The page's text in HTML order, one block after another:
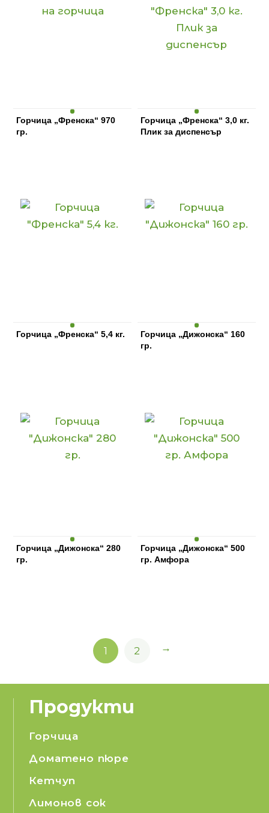
Горчица „Френска“ 970
гр.
Горчица „Френска“ 3,0 кг.
Плик за диспенсър
Горчица „Френска“ 5,4 кг.
Горчица „Дижонска“ 160
гр.
Горчица „Дижонска“ 280
гр.
Горчица „Дижонска“ 500
гр. Амфора
1 2 →
Продукти
Горчица
Доматено пюре
Кетчуп
Лимонов сок